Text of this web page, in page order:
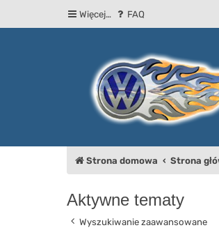
Więcej… FAQ
Strona domowa Strona
Aktywne tematy
Wyszukiwanie zaawansowane